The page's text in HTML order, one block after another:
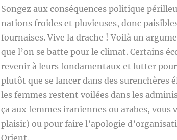
Songez aux conséquences politique
nations froides et pluvieuses, donc
fournaises. Vive la drache ! Voilà un
que l’on se batte pour le climat. Certains
revenir à leurs fondamentaux et lutter
plutôt que se lancer dans des surenchères
les femmes restent voilées dans les
ça aux femmes iraniennes ou arabes, vous
plaisir) ou pour faire l’apologie
Orient.